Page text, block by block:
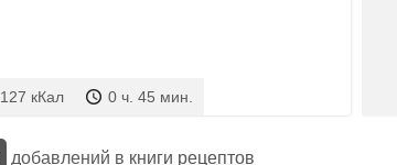
127 кКал 0 ч. 45 мин.
добавлений в книги рецептов